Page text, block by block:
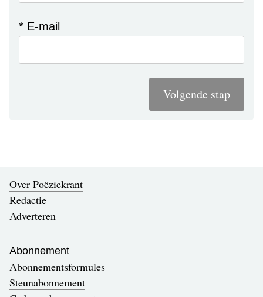
* E-mail
Volgende stap
Over Poëziekrant
Redactie
Adverteren
Abonnement
Abonnementsformules
Steunabonnement